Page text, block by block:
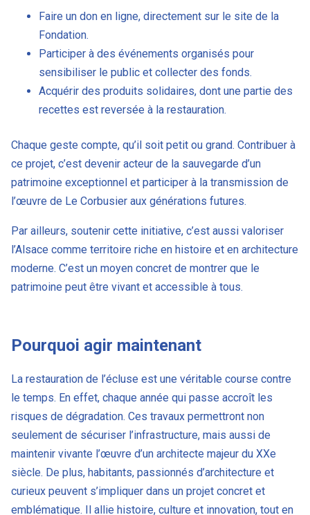
Faire un don en ligne, directement sur le site de la
Fondation.
Participer à des événements organisés pour
sensibiliser le public et collecter des fonds.
Acquérir des produits solidaires, dont une partie des
recettes est reversée à la restauration.
Chaque geste compte, qu’il soit petit ou grand. Contribuer à
ce projet, c’est devenir acteur de la sauvegarde d’un
patrimoine exceptionnel et participer à la transmission de
l’œuvre de Le Corbusier aux générations futures.
Par ailleurs, soutenir cette initiative, c’est aussi valoriser
l’Alsace comme territoire riche en histoire et en architecture
moderne. C’est un moyen concret de montrer que le
patrimoine peut être vivant et accessible à tous.
Pourquoi agir maintenant
La restauration de l’écluse est une véritable course contre
le temps. En effet, chaque année qui passe accroît les
risques de dégradation. Ces travaux permettront non
seulement de sécuriser l’infrastructure, mais aussi de
maintenir vivante l’œuvre d’un architecte majeur du XXe
siècle. De plus, habitants, passionnés d’architecture et
curieux peuvent s’impliquer dans un projet concret et
emblématique. Il allie histoire, culture et innovation, tout en